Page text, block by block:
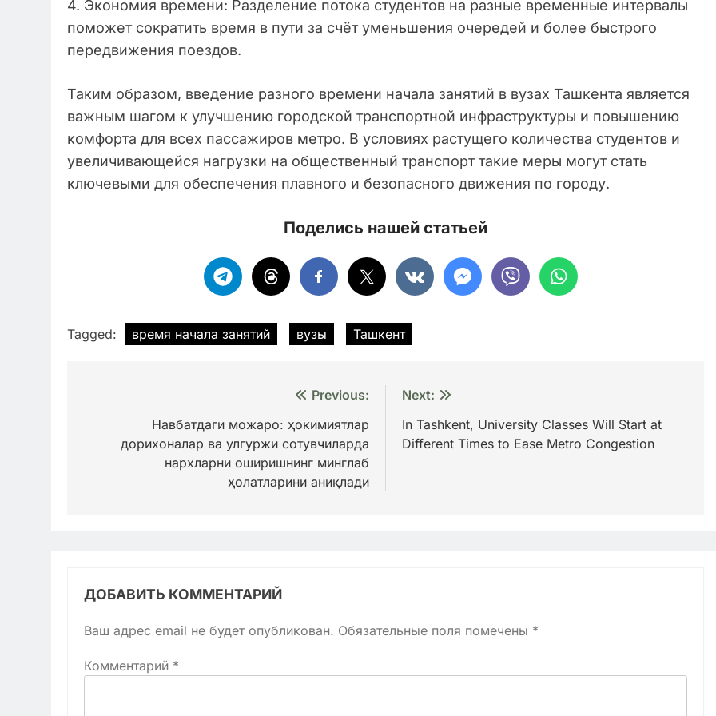
4. Экономия времени: Разделение потока студентов на разные временные интервалы
поможет сократить время в пути за счёт уменьшения очередей и более быстрого
передвижения поездов.
Таким образом, введение разного времени начала занятий в вузах Ташкента является
важным шагом к улучшению городской транспортной инфраструктуры и повышению
комфорта для всех пассажиров метро. В условиях растущего количества студентов и
увеличивающейся нагрузки на общественный транспорт такие меры могут стать
ключевыми для обеспечения плавного и безопасного движения по городу.
Поделись нашей статьей
Tagged: время начала занятий вузы Ташкент
записям
Previous:
Навбатдаги можаро: ҳокимиятлар
дорихоналар ва улгуржи сотувчиларда
нархларни оширишнинг минглаб
ҳолатларини аниқлади
Next:
In Tashkent, University Classes Will Start at
Different Times to Ease Metro Congestion
ДОБАВИТЬ КОММЕНТАРИЙ
Ваш адрес email не будет опубликован. Обязательные поля помечены *
Комментарий *